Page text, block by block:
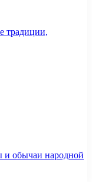
традиции,
и обычаи народной